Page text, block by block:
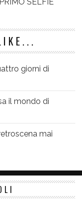
giorni di
il mondo di
mai